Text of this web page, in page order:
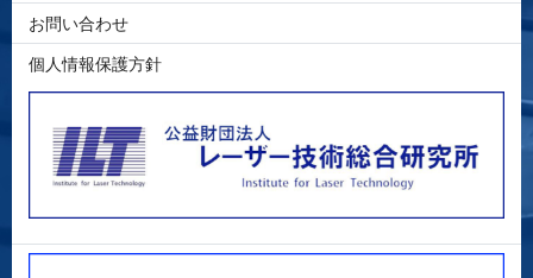
お問い合わせ
個人情報保護方針